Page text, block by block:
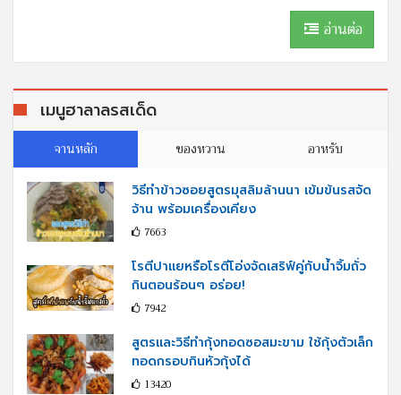
อ่านต่อ
เมนูฮาลาลรสเด็ด
จานหลัก ของหวาน อาหรับ
วิธีทำข้าวซอยสูตรมุสลิมล้านนา เข้มข้นรสจัด
จ้าน พร้อมเครื่องเคียง
7663
โรตีปาแยหรือโรตีโอ่งจัดเสริฟ์คู่กับนํ้าจิ้มถั่ว
กินตอนร้อนๆ อร่อย!
7942
สูตรและวิธีทำกุ้งทอดซอสมะขาม ใช้กุ้งตัวเล็ก
ทอดกรอบกินหัวกุ้งได้
13420